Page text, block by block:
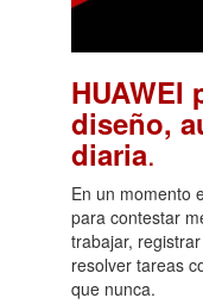
HUAWEI
diseño,
diaria.
En un momento
para contestar
trabajar,
resolver tareas
que nunca.